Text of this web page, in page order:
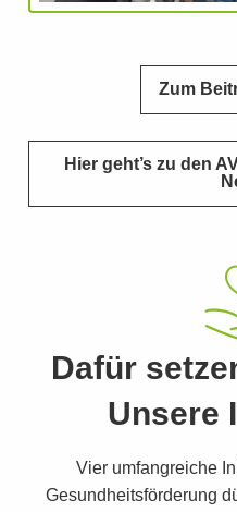
Zum
Hier geht’s zu den
Dafür
Unsere
Vier umfangreiche
Gesundheitsförderung